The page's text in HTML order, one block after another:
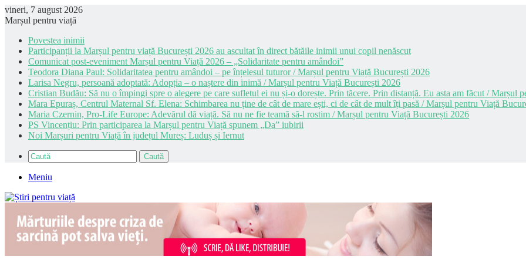
vineri, 7 august 2026
Marșul pentru viață
Povestea inimii
Participanții la Marșul pentru viață București 2026 au ascultat în direct bătăile inimii unui copil nenăscut
Comunicat post-eveniment Marșul pentru Viață 2026 – „Solidaritate pentru amândoi”
Teodora Diana Paul: Solidaritatea pentru amândoi – pe înțelesul tuturor / Marșul pentru Viață București 2026
Larisa Negru, persoană adoptată: Adopția – o naștere din inimă / Marșul pentru Viață București 2026
Cristian Budău: Să nu o împingi spre o alegere pe care sufletul ei nu și-o dorește. Prin tăcere. Prin distanță. Eu asta am făcut / Marșul
Mara Epuraș, Centrul Maternal Sf. Elena: Schimbarea nu ține de cât de mare ești, ci de cât de mult îți pasă / Marșul pentru Viață
Maria Czernin, Pro-Life Europe: Adevărul dă viață. Să nu ne fie teamă să-l rostim / Marșul pentru Viață București 2026
PS Vincențiu: Prin participarea la Marșul pentru Viață spunem „Da” iubirii
Noi Marșuri pentru Viață în județul Mureș: Luduș și Iernut
Caută
Meniu